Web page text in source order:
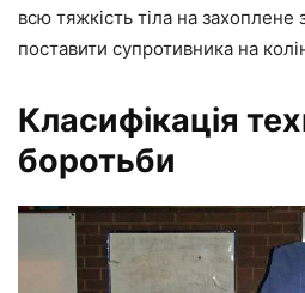
всю тяжкість тіла на захоплене
поставити супротивника на
Класифікація
боротьби